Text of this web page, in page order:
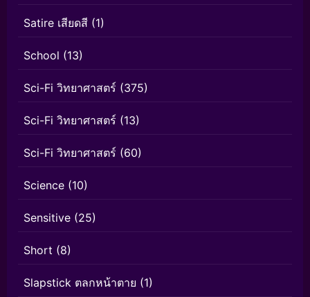
Satire เสียดสี (1)
School (13)
Sci-Fi วิทยาศาสตร์ (375)
Sci-Fi วิทยาศาสตร์ (13)
Sci-Fi วิทยาศาสตร์ (60)
Science (10)
Sensitive (25)
Short (8)
Slapstick ตลกหน้าตาย (1)